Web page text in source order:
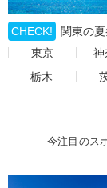
CHECK!
関東の
東京
神
栃木
今注目のス